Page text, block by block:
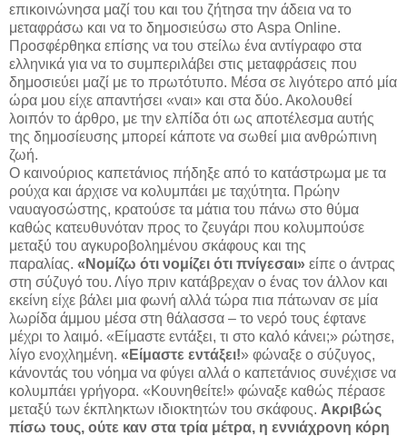
επικοινώνησα μαζί του και του ζήτησα την άδεια να το
μεταφράσω και να το δημοσιεύσω στο Aspa Online.
Προσφέρθηκα επίσης να του στείλω ένα αντίγραφο στα
ελληνικά για να το συμπεριλάβει στις μεταφράσεις που
δημοσιεύει μαζί με το πρωτότυπο. Μέσα σε λιγότερο από μία
ώρα μου είχε απαντήσει «ναι» και στα δύο. Ακολουθεί
λοιπόν το άρθρο, με την ελπίδα ότι ως αποτέλεσμα αυτής
της δημοσίευσης μπορεί κάποτε να σωθεί μια ανθρώπινη
ζωή.
Ο καινούριος καπετάνιος πήδηξε από το κατάστρωμα με τα
ρούχα και άρχισε να κολυμπάει με ταχύτητα. Πρώην
ναυαγοσώστης, κρατούσε τα μάτια του πάνω στο θύμα
καθώς κατευθυνόταν προς το ζευγάρι που κολυμπούσε
μεταξύ του αγκυροβολημένου σκάφους και της
παραλίας. «Νομίζω ότι νομίζει ότι πνίγεσαι» είπε ο άντρας
στη σύζυγό του. Λίγο πριν κατάβρεχαν ο ένας τον άλλον και
εκείνη είχε βάλει μια φωνή αλλά τώρα πια πάτωναν σε μία
λωρίδα άμμου μέσα στη θάλασσα – το νερό τους έφτανε
μέχρι το λαιμό. «Είμαστε εντάξει, τι στο καλό κάνει;» ρώτησε,
λίγο ενοχλημένη. «Είμαστε εντάξει!» φώναξε ο σύζυγος,
κάνοντάς του νόημα να φύγει αλλά ο καπετάνιος συνέχισε να
κολυμπάει γρήγορα. «Κουνηθείτε!» φώναξε καθώς πέρασε
μεταξύ των έκπληκτων ιδιοκτητών του σκάφους. Ακριβώς
πίσω τους, ούτε καν στα τρία μέτρα, η εννιάχρονη κόρη